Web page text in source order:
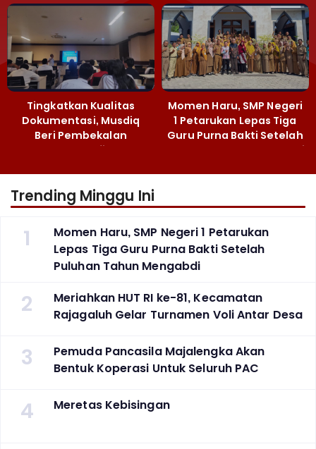
Majalengka
Narkoba
Tingkatkan Kualitas
Dokumentasi, Musdiq
Beri Pembekalan
Fotografi ‎
Momen Haru, SMP Negeri
1 Petarukan Lepas Tiga
Guru Purna Bakti Setelah
Puluhan Tahun Mengabdi
Trending Minggu Ini
1
Momen Haru, SMP Negeri 1 Petarukan
Lepas Tiga Guru Purna Bakti Setelah
Puluhan Tahun Mengabdi
2
Meriahkan HUT RI ke-81, Kecamatan
Rajagaluh Gelar Turnamen Voli Antar Desa
3
Pemuda Pancasila Majalengka Akan
Bentuk Koperasi Untuk Seluruh PAC
4 Meretas Kebisingan